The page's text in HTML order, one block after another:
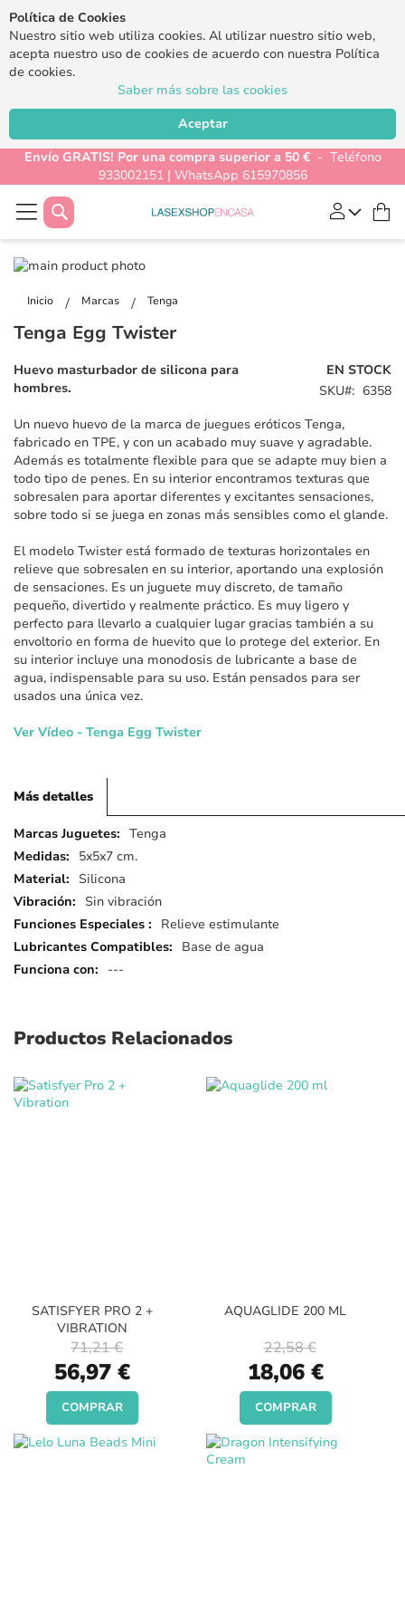
Política de Cookies
Nuestro sitio web utiliza cookies. Al utilizar nuestro sitio web,
acepta nuestro uso de cookies de acuerdo con nuestra Política
de cookies.
Saber más sobre las cookies
Aceptar
Envío GRATIS! Por una compra superior a 50 €- Teléfono
933002151 | WhatsApp 615970856
Buscar
Inicio Marcas Tenga
Saltar
final
la
de
imágenes
de
galería
de
Tenga Egg Twister
EN STOCK
SKU
6358
Huevo masturbador de silicona para
hombres.
Un nuevo huevo de la marca de juegues eróticos Tenga,
fabricado en TPE, y con un acabado muy suave y agradable.
Además es totalmente flexible para que se adapte muy bien a
todo tipo de penes. En su interior encontramos texturas que
sobresalen para aportar diferentes y excitantes sensaciones,
sobre todo si se juega en zonas más sensibles como el glande.
El modelo Twister está formado de texturas horizontales en
relieve que sobresalen en su interior, aportando una explosión
de sensaciones. Es un juguete muy discreto, de tamaño
pequeño, divertido y realmente práctico. Es muy ligero y
perfecto para llevarlo a cualquier lugar gracias también a su
envoltorio en forma de huevito que lo protege del exterior. En
su interior incluye una monodosis de lubricante a base de
agua, indispensable para su uso. Están pensados para ser
usados una única vez.
Ver Vídeo - Tenga Egg Twister
Más detalles
Más
detalles
Tenga
5x5x7 cm.
Silicona
Sin vibración
Relieve estimulante
Base de agua
---
Productos Relacionados
SATISFYER PRO 2 +
VIBRATION
Special
Price
56,97 €
71,21 €
COMPRAR
AQUAGLIDE 200 ML
Special
Price
18,06 €
22,58 €
COMPRAR